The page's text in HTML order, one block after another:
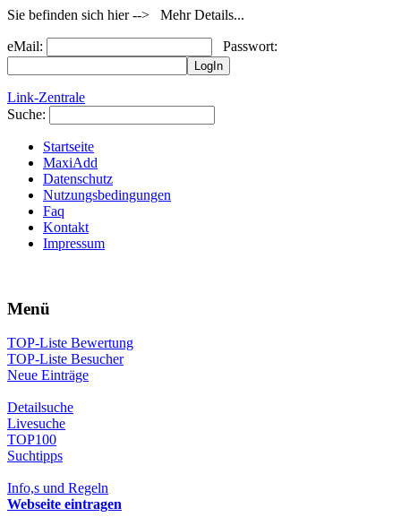
Sie befinden sich hier --> Mehr Details...
eMail: Passwort:
Link-Zentrale
Suche:
Startseite
MaxiAdd
Datenschutz
Nutzungsbedingungen
Faq
Kontakt
Impressum
Menü
TOP-Liste Bewertung
TOP-Liste Besucher
Neue Einträge
Detailsuche
Livesuche
TOP100
Suchtipps
Info,s und Regeln
Webseite eintragen